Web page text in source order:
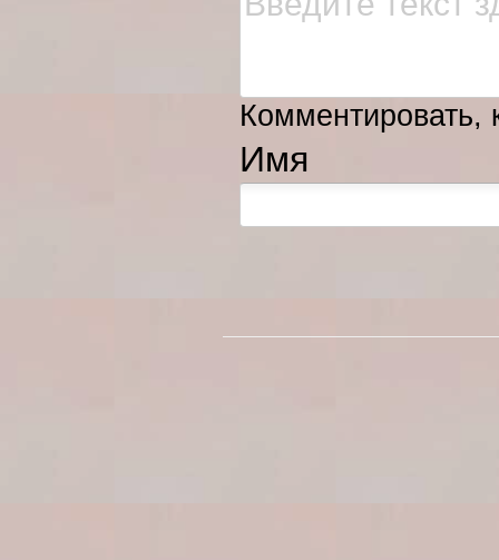
Комментировать,
Имя